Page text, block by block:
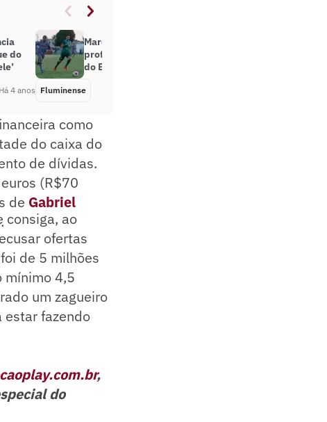
do
Há 4 anos
Marcelinho comemora estreia no
profissional do Fluminense diante
do Boavista: ‘Sonho de criança’
Fluminense
como
do caixa do
de dívidas.
(R$70
de Gabriel
consiga, ao
ofertas
de 5 milhões
mínimo 4,5
um zagueiro
estar fazendo
,
do